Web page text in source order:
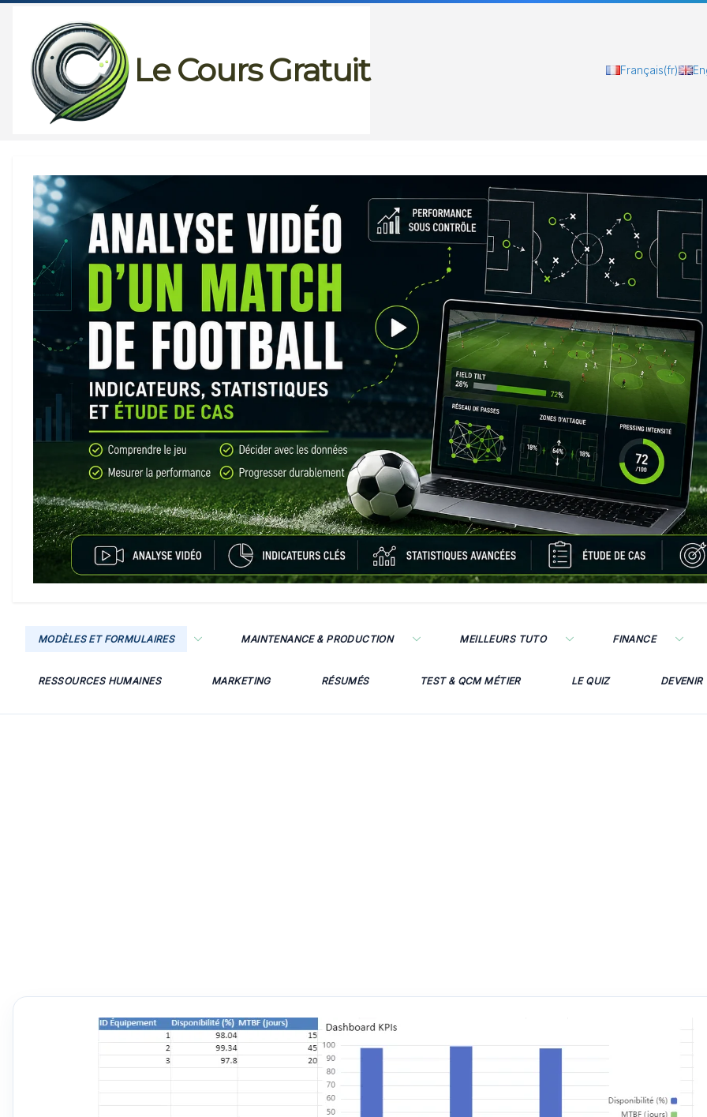
contenu
Le Cours Gratuit Français(fr)
MODÈLES ET FORMULAIRES MAINTENANCE & PRODUCTION MEILLEURS TUTO FINANCE
RESSOURCES HUMAINES MARKETING RÉSUMÉS TEST & QCM MÉTIER LE QUIZ DEVENIR